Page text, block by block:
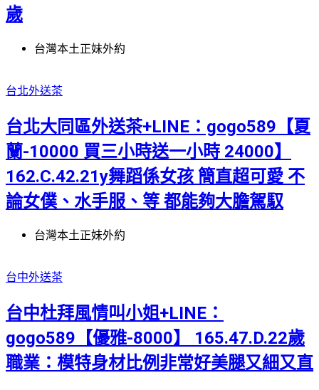
歲
台灣本土正妹外約
台北外送茶
台北大同區外送茶+LINE：gogo589【夏
蘭-10000 買三小時送一小時 24000】
162.C.42.21y舞蹈係女孩 簡直超可愛 不
論女僕、水手服、等 都能夠大膽駕馭
台灣本土正妹外約
台中外送茶
台中杜拜風情叫小姐+LINE：
gogo589【優雅-8000】 165.47.D.22歲
職業：模特身材比例非常好美腿又細又直